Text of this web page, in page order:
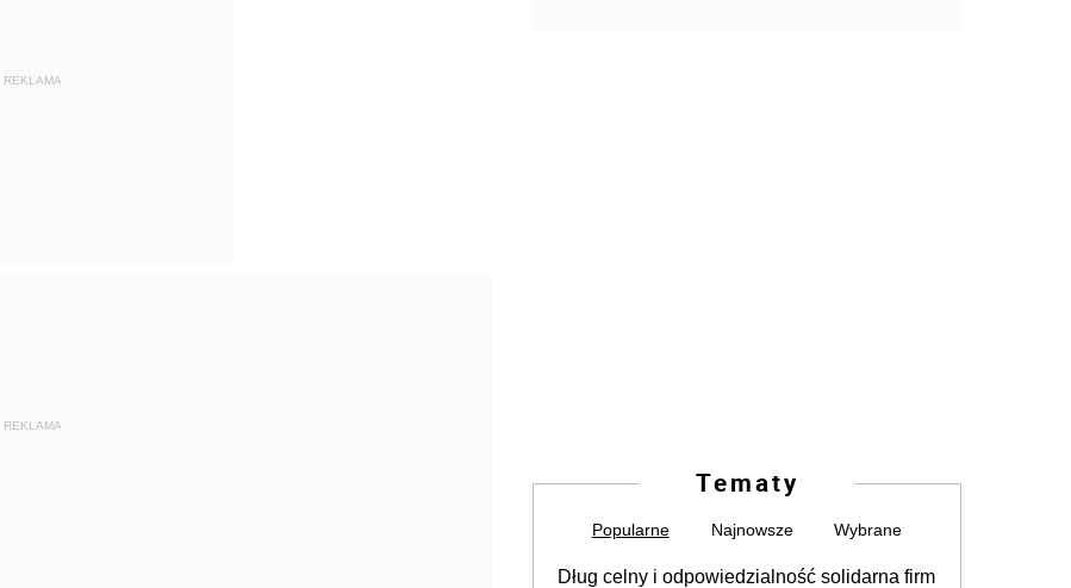
REKLAMA
REKLAMA
Tematy
Popularne Najnowsze Wybrane
Dług celny i odpowiedzialność solidarna firm